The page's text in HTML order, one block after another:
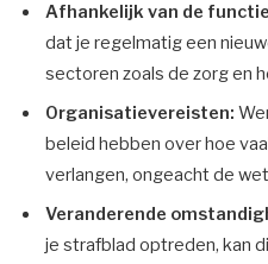
Afhankelijk van de
dat je regelmatig een
sectoren zoals de zorg en
Organisatievereisten:
beleid hebben over hoe
verlangen, ongeacht de
Veranderende
je strafblad optreden, kan